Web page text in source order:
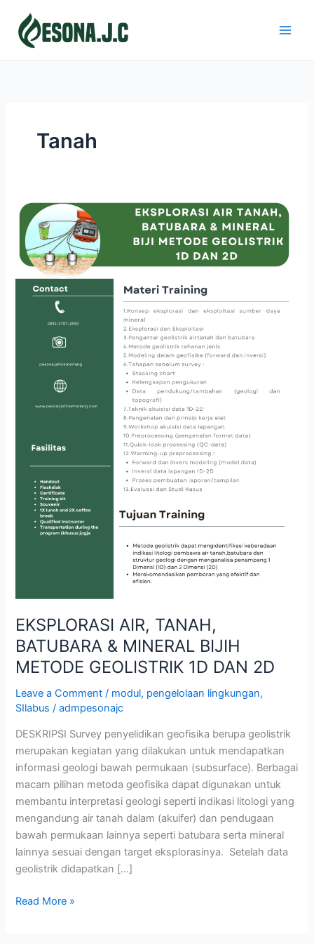
content
Tanah
EKSPLORASI AIR, TANAH,
BATUBARA & MINERAL BIJIH
METODE GEOLISTRIK 1D DAN 2D
Leave a Comment / modul, pengelolaan lingkungan,
SIlabus /admpesonajc
DESKRIPSI Survey penyelidikan geofisika berupa geolistrik
merupakan kegiatan yang dilakukan untuk mendapatkan
informasi geologi bawah permukaan (subsurface). Berbagai
macam pilihan metoda geofisika dapat digunakan untuk
membantu interpretasi geologi seperti indikasi litologi yang
mengandung air tanah dalam (akuifer) dan pendugaan
bawah permukaan lainnya seperti batubara serta mineral
lainnya sesuai dengan target eksplorasinya. Setelah data
geolistrik didapatkan […]
EKSPLORASI
AIR,
TANAH,
BATUBARA
MINERAL
METODE
GEOLISTRIK
Read More »